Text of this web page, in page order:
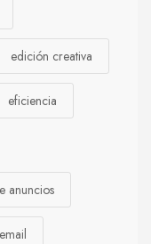
edición creativa
eficiencia
anuncios
email